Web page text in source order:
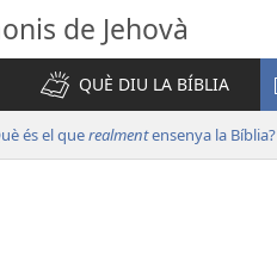
de Jehovà
QUÈ DIU LA BÍBLIA
és el querealmentensenya la Bíblia?